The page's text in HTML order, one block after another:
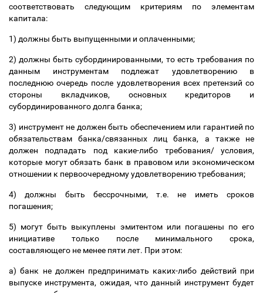
соответствовать следующим критериям по элементам
капитала:
1) должны быть выпущенными и оплаченными;
2) должны быть субординированными, то есть требования по
данным инструментам подлежат удовлетворению в
последнюю очередь после удовлетворения всех претензий со
стороны вкладчиков, основных кредиторов и
субординированного долга банка;
3) инструмент не должен быть обеспечением или гарантией по
обязательствам банка/связанных лиц банка, а также не
должен подпадать под какие-либо требования/ условия,
которые могут обязать банк в правовом или экономическом
отношении к первоочередному удовлетворению требования;
4) должны быть бессрочными, т.е. не иметь сроков
погашения;
5) могут быть выкуплены эмитентом или погашены по его
инициативе только после минимального срока,
составляющего не менее пяти лет. При этом:
а) банк не должен предпринимать каких-либо действий при
выпуске инструмента, ожидая, что данный инструмент будет